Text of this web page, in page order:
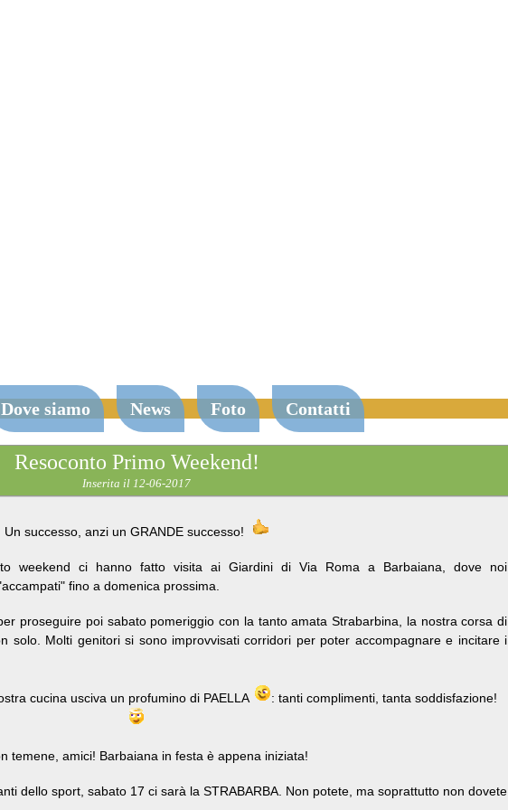
Dove siamo News Foto Contatti
Resoconto Primo Weekend!
Inserita il 12-06-2017
Un successo, anzi un GRANDE successo!
weekend ci hanno fatto visita ai Giardini di Via Roma a Barbaiana, dove noi
fino a domenica prossima.
proseguire poi sabato pomeriggio con la tanto amata Strabarbina, la nostra corsa di
solo. Molti genitori si sono improvvisati corridori per poter accompagnare e incitare i
cucina usciva un profumino di PAELLA : tanti complimenti, tanta soddisfazione!
temene, amici! Barbaiana in festa è appena iniziata!
dello sport, sabato 17 ci sarà la STRABARBA. Non potete, ma soprattutto non dovete